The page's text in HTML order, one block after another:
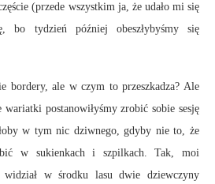
(przede wszystkim ja, że udało mi się
bo tydzień później obeszłybyśmy się
bordery, ale w czym to przeszkadza? Ale
postanowiłyśmy zrobić sobie sesję
w tym nic dziwnego, gdyby nie to, że
w sukienkach i szpilkach. Tak, moi
w środku lasu dwie dziewczyny